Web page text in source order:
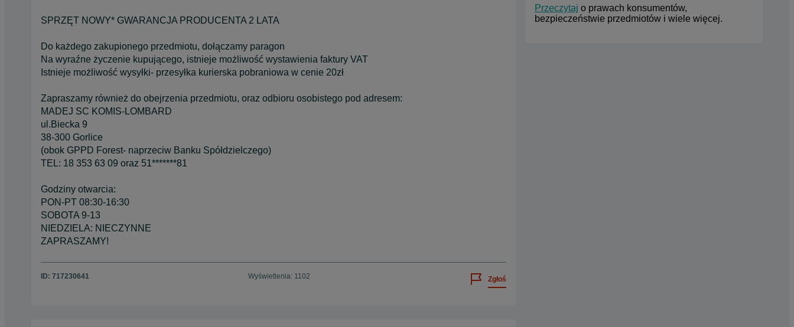
SPRZĘT NOWY* GWARANCJA PRODUCENTA 2 LATA
Do każdego zakupionego przedmiotu, dołączamy paragon
Na wyraźne życzenie kupującego, istnieje możliwość wystawienia faktury VAT
Istnieje możliwość wysyłki- przesyłka kurierska pobraniowa w cenie 20zł
Zapraszamy również do obejrzenia przedmiotu, oraz odbioru osobistego pod adresem:
MADEJ SC KOMIS-LOMBARD
ul.Biecka 9
38-300 Gorlice
(obok GPPD Forest- naprzeciw Banku Spółdzielczego)
TEL: 18 353 63 09 oraz 51*******81
Godziny otwarcia:
PON-PT 08:30-16:30
SOBOTA 9-13
NIEDZIELA: NIECZYNNE
ZAPRASZAMY!
ID: 717230641 Wyświetlenia: 1102 Zgłoś
Przeczytaj o prawach konsumentów,
bezpieczeństwie przedmiotów i wiele więcej.